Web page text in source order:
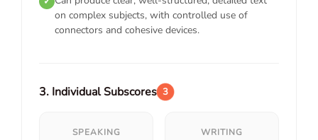
on complex subjects, with controlled use of
connectors and cohesive devices.
3. Individual Subscores 3
SPEAKING WRITING